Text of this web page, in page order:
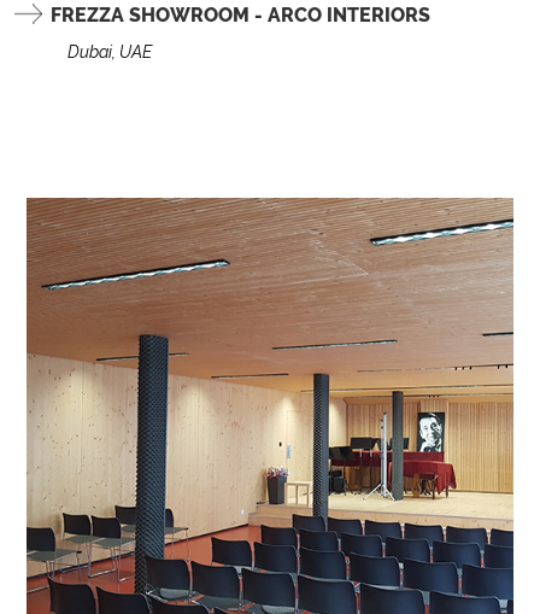
FREZZA SHOWROOM - ARCO INTERIORS
Dubai, UAE